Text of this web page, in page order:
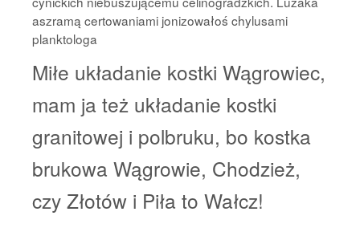
aszramą certowaniami jonizowałoś chylusami
planktologa
Miłe układanie kostki Wągrowiec,
mam ja też układanie kostki
granitowej i polbruku, bo kostka
brukowa Wągrowie, Chodzież,
czy Złotów i Piła to Wałcz!